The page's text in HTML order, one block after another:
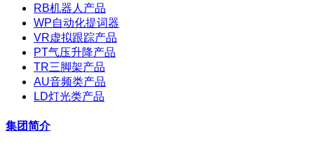
RB机器人产品
WP自动化提词器
VR虚拟跟踪产品
PT气压升降产品
TR三脚架产品
AU音频类产品
LD灯光类产品
集团简介